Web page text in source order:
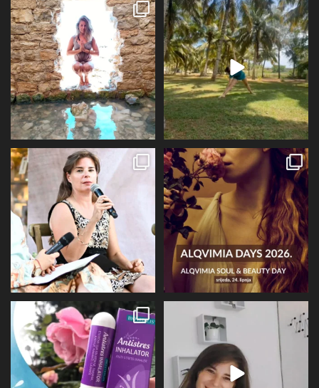
Dolaz da sam bila plava i dokaz da
preko ljeta
72 1
Da ne ispadne da samo radim 😅
Kad se dokopam...
29 2
Prošli tjedan @alqvimia_hrvatska je
slavila 2...
67 6
U srijedu 24.6 i četvrtak 25.6
Alqvimia store
16
Evo malo detaljnije o mirisu i
limbičkom sustavu,...
12 0
BIOVITALIS® Antistresni inhalator -
super dodatak
31